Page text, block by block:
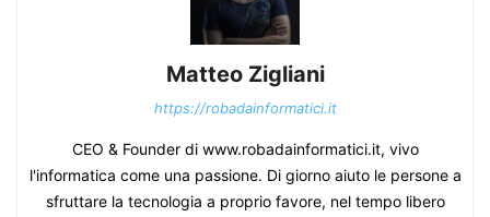
Matteo Zigliani
https://robadainformatici.it
CEO & Founder di www.robadainformatici.it, vivo
l'informatica come una passione. Di giorno aiuto le persone a
sfruttare la tecnologia a proprio favore, nel tempo libero